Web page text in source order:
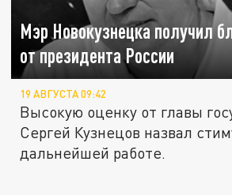
Мэр Новокузнецка получил
от президента России
19 АВГУСТА 09:42
Высокую оценку от главы
Сергей Кузнецов назвал
дальнейшей работе.